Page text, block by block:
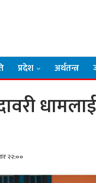
प्रदेश अर्थतन्त्र
२२:००